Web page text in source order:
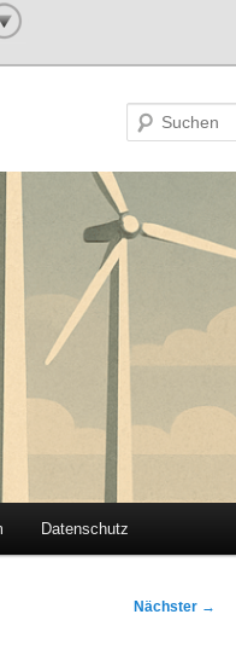
Datenschutz
Nächster →